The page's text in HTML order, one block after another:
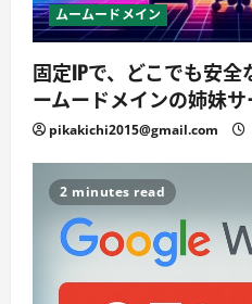
ムームードメイン
固定IPで、どこでも安
ームードメインの姉妹サ
pikakichi2015@gmail.com
2 minutes read